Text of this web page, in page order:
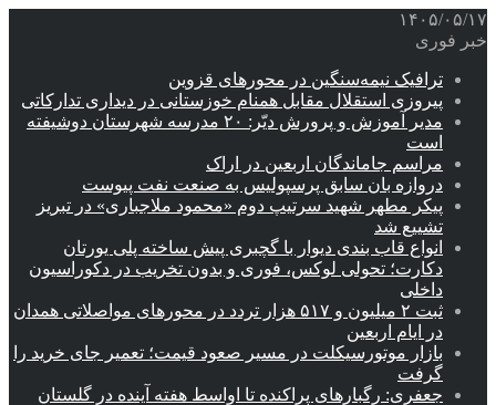
۱۴۰۵/۰۵/۱۷
خبر فوری
ترافیک نیمه‌سنگین در محورهای قزوین
پیروزی استقلال مقابل همنام خوزستانی در دیداری تدارکاتی
مدیر آموزش و پرورش دیّر: ۲۰ مدرسه شهرستان دوشیفته
است
مراسم جاماندگان اربعین در اراک
دروازه بان سابق پرسپولیس به صنعت نفت پیوست
پیکر مطهر شهید سرتیپ دوم «محمود ملاجباری» در تبریز
تشییع شد
انواع قاب بندی دیوار با گچبری پیش ساخته پلی یورتان
دکارت؛ تحولی لوکس، فوری و بدون تخریب در دکوراسیون
داخلی
ثبت ۲ میلیون و ۵۱۷ هزار تردد در محورهای مواصلاتی همدان
در ایام اربعین
بازار موتورسیکلت در مسیر صعود قیمت؛ تعمیر جای خرید را
گرفت
جعفری: رگبارهای پراکنده تا اواسط هفته آینده در گلستان